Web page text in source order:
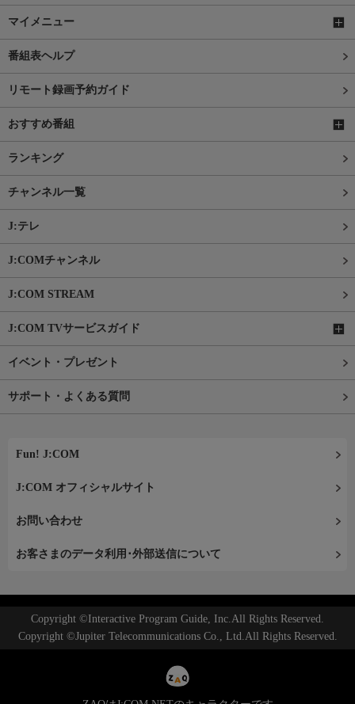
マイメニュー
番組表ヘルプ
リモート録画予約ガイド
おすすめ番組
ランキング
チャンネル一覧
J:テレ
J:COMチャンネル
J:COM STREAM
J:COM TVサービスガイド
イベント・プレゼント
サポート・よくある質問
Fun! J:COM
J:COM オフィシャルサイト
お問い合わせ
お客さまのデータ利用･外部送信について
Copyright ©Interactive Program Guide, Inc.All Rights Reserved.
Copyright ©Jupiter Telecommunications Co., Ltd.All Rights Reserved.